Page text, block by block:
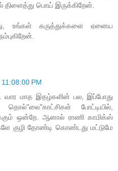
பொய் இருக்கிறேன்.
உங்கள் கருத்துக்களை ஏனைய
PM
வார மாத இதழ்களின் பல, இப்போது
போட்டியில்,
ஒன்றே. ஆனால் ராணி காமிக்ஸ்
குழி தோண்டி கொண்டது மட்டுமே